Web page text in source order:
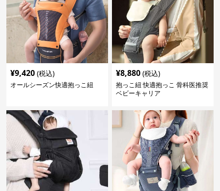
¥9,420 (税込)
オールシーズン快適抱っこ紐
¥8,880 (税込)
抱っこ紐 快適抱っこ 骨科医推奨
ベビーキャリア